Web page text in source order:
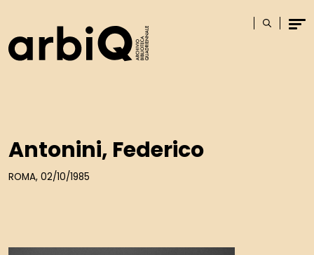
Cerca
Antonini, Federico
ROMA, 02/10/1985